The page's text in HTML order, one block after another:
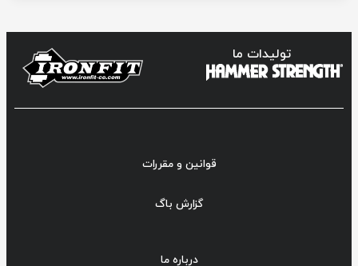
تولیدات ما
قوانین و مقررات
گزارش باگ
درباره ما